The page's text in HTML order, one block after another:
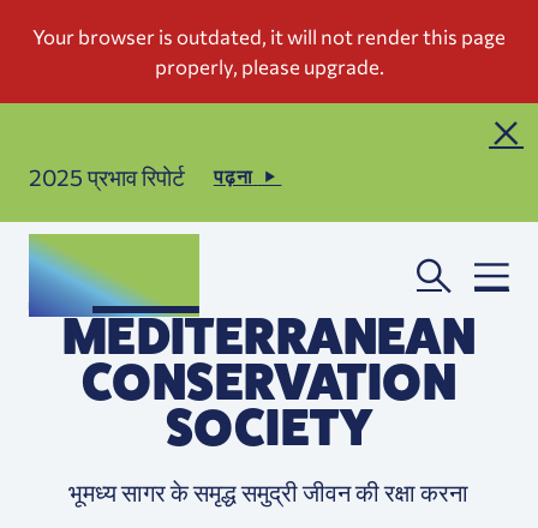
2025 प्रभाव रिपोर्ट पढ़ना
MEDITERRANEAN
CONSERVATION
SOCIETY
भूमध्य सागर के समृद्ध समुद्री जीवन की रक्षा करना